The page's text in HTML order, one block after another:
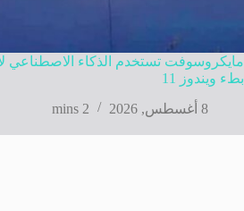
مايكروسوفت تستخدم الذكاء الاصطناعي
بطء ويندوز 11
8 أغسطس, 2026
2 mins